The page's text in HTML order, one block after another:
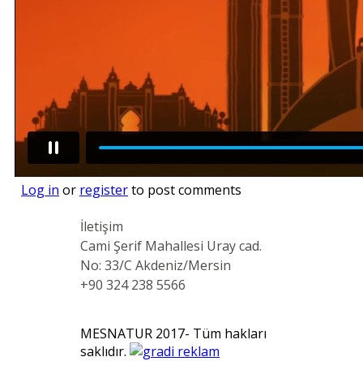
Log in or registerto post comments
İletişim
Cami Şerif Mahallesi Uray cad.
No: 33/C Akdeniz/Mersin
+90 324 238 5566
MESNATUR 2017- Tüm hakları
saklıdır.